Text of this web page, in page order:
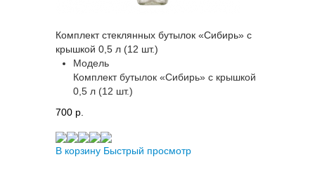
Комплект стеклянных бутылок «Сибирь» с
крышкой 0,5 л (12 шт.)
Модель
Комплект бутылок «Сибирь» с крышкой
0,5 л (12 шт.)
700 p.
В корзину Быстрый просмотр